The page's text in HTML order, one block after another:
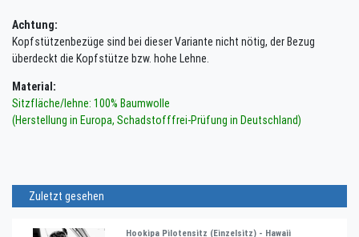
Achtung:
Kopfstützenbezüge sind bei dieser Variante nicht nötig, der Bezug
überdeckt die Kopfstütze bzw. hohe Lehne.
Material:
Sitzfläche/lehne: 100% Baumwolle
(Herstellung in Europa, Schadstofffrei-Prüfung in Deutschland)
Zuletzt gesehen
Hookipa Pilotensitz (Einzelsitz) - Hawaii